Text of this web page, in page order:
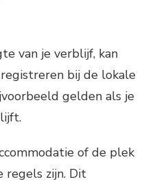
van je verblijf, kan
bij de lokale
gelden als je
of de plek
zijn. Dit